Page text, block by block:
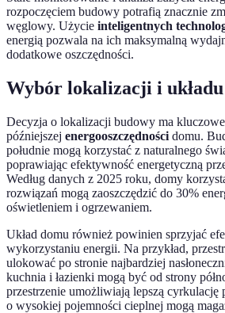
rozpoczęciem budowy potrafią znacznie
węglowy. Użycie inteligentnych
energią pozwala na ich maksymalną
dodatkowe oszczędności.
Wybór lokalizacji i układu
Decyzja o lokalizacji budowy ma
późniejszej energooszczędności domu.
południe mogą korzystać z naturalnego
poprawiając efektywność energetyczną
Według danych z 2025 roku, domy
rozwiązań mogą zaoszczędzić do 30%
oświetleniem i ogrzewaniem.
Układ domu również powinien sprzyjać
wykorzystaniu energii. Na przykład,
ulokować po stronie najbardziej
kuchnia i łazienki mogą być od strony
przestrzenie umożliwiają lepszą cyrkulację
o wysokiej pojemności cieplnej mogą